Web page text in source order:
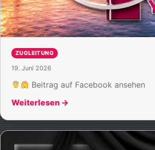
ZUGLEITUNG
19. Juni 2026
Beitrag auf Facebook ansehen
Weiterlesen →